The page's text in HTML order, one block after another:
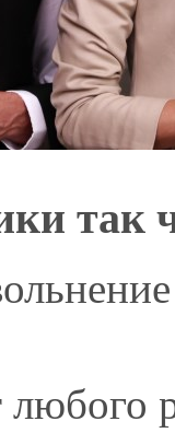
так
любого